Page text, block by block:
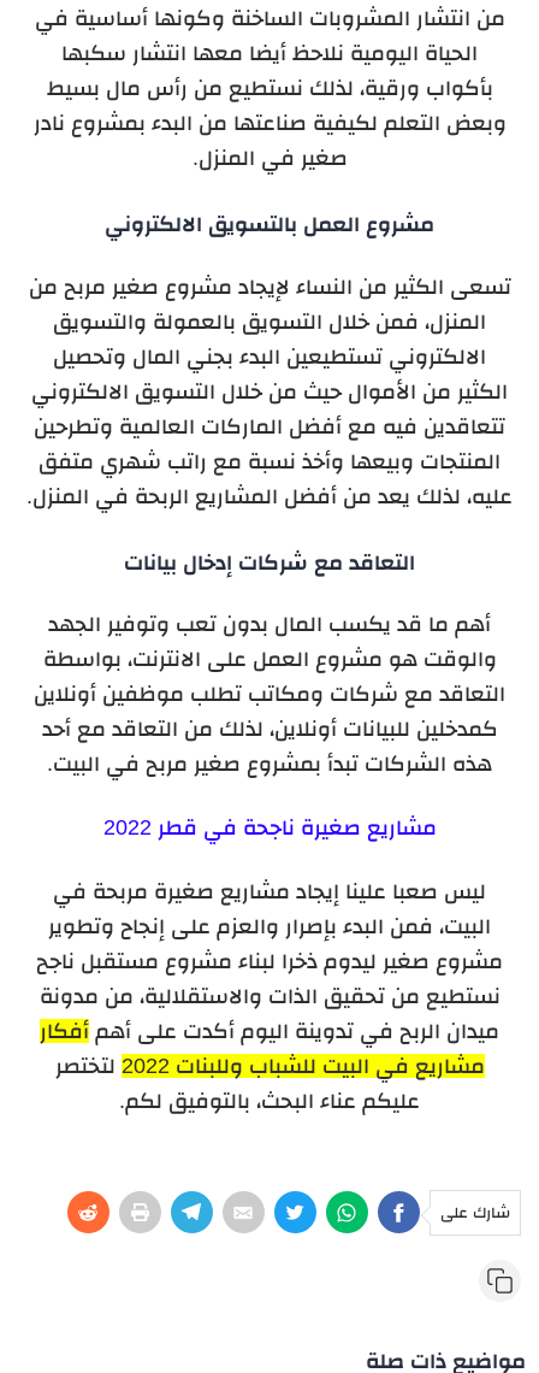
من انتشار المشروبات الساخنة وكونها أساسية في
الحياة اليومية نلاحظ أيضا معها انتشار سكبها
بأكواب ورقية، لذلك نستطيع من رأس مال بسيط
وبعض التعلم لكيفية صناعتها من البدء بمشروع نادر
صغير في المنزل.
مشروع العمل بالتسويق الالكتروني
تسعى الكثير من النساء لإيجاد مشروع صغير مربح من
المنزل، فمن خلال التسويق بالعمولة والتسويق
الالكتروني تستطيعين البدء بجني المال وتحصيل
الكثير من الأموال حيث من خلال التسويق الالكتروني
تتعاقدين فيه مع أفضل الماركات العالمية وتطرحين
المنتجات وبيعها وأخذ نسبة مع راتب شهري متفق
عليه، لذلك يعد من أفضل المشاريع الربحة في المنزل.
التعاقد مع شركات إدخال بيانات
أهم ما قد يكسب المال بدون تعب وتوفير الجهد
والوقت هو مشروع العمل على الانترنت، بواسطة
التعاقد مع شركات ومكاتب تطلب موظفين أونلاين
كمدخلين للبيانات أونلاين، لذلك من التعاقد مع أحد
هذه الشركات تبدأ بمشروع صغير مربح في البيت.
مشاريع صغيرة ناجحة في قطر 2022
ليس صعبا علينا إيجاد مشاريع صغيرة مربحة في
البيت، فمن البدء بإصرار والعزم على إنجاح وتطوير
مشروع صغير ليدوم ذخرا لبناء مشروع مستقبل ناجح
نستطيع من تحقيق الذات والاستقلالية، من مدونة
ميدان الربح في تدوينة اليوم أكدت على أهم أفكار
مشاريع في البيت للشباب وللبنات 2022
لتختصر
عليكم عناء البحث، بالتوفيق لكم.
شارك على
مواضيع ذات صلة